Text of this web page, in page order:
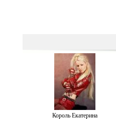
Король Екатерина